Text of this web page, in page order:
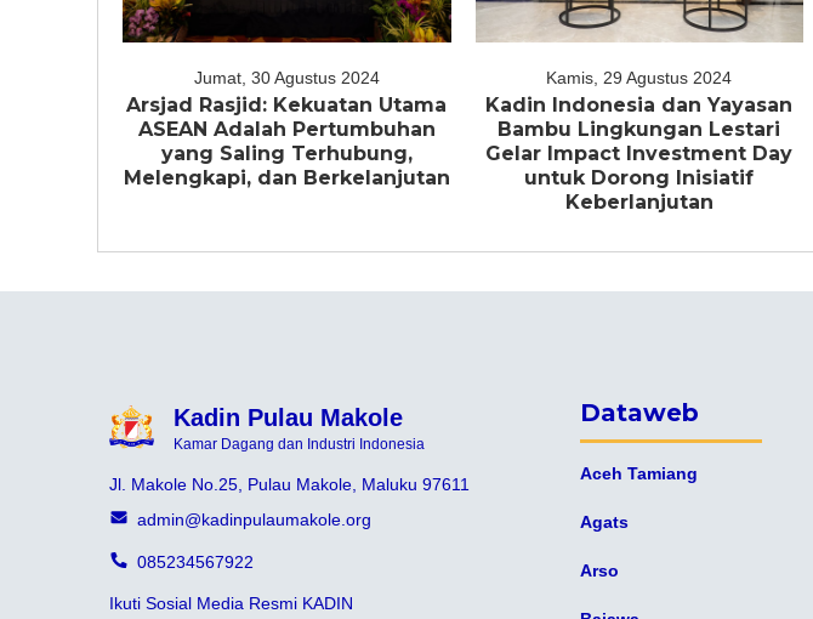
Jumat, 30 Agustus 2024
Arsjad Rasjid: Kekuatan Utama
ASEAN Adalah Pertumbuhan
yang Saling Terhubung,
Melengkapi, dan Berkelanjutan
Kamis, 29 Agustus 2024
Kadin Indonesia dan Yayasan
Bambu Lingkungan Lestari
Gelar Impact Investment Day
untuk Dorong Inisiatif
Keberlanjutan
Kadin Pulau Makole
Kamar Dagang dan Industri Indonesia
Jl. Makole No.25, Pulau Makole, Maluku 97611
admin@kadinpulaumakole.org
085234567922
Ikuti Sosial Media Resmi KADIN
Dataweb
Aceh Tamiang
Agats
Arso